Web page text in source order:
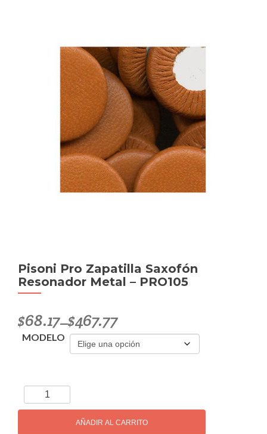
Pisoni Pro Zapatilla Saxofón
Resonador Metal – PRO105
$68.17–$467.77
MODELO
Pisoni
Pro
AÑADIR AL CARRITO